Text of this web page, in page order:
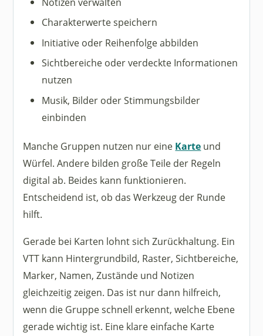
Charakterwerte speichern
Initiative oder Reihenfolge abbilden
Sichtbereiche oder verdeckte Informationen
nutzen
Musik, Bilder oder Stimmungsbilder
einbinden
Manche Gruppen nutzen nur eine Karte und
Würfel. Andere bilden große Teile der Regeln
digital ab. Beides kann funktionieren.
Entscheidend ist, ob das Werkzeug der Runde
hilft.
Gerade bei Karten lohnt sich Zurückhaltung. Ein
VTT kann Hintergrundbild, Raster, Sichtbereiche,
Marker, Namen, Zustände und Notizen
gleichzeitig zeigen. Das ist nur dann hilfreich,
wenn die Gruppe schnell erkennt, welche Ebene
gerade wichtig ist. Eine klare einfache Karte